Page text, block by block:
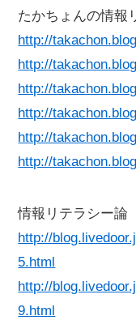
たかちょんの情報
http://
http://
http://
http://
http://
http://
情報リテラシー論
http://
5.html
http://
9.html